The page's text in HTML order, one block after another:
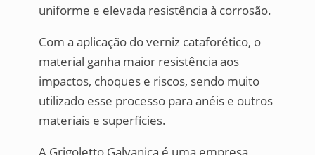
uniforme e elevada resistência à corrosão.
Com a aplicação do verniz cataforético, o
material ganha maior resistência aos
impactos, choques e riscos, sendo muito
utilizado esse processo para anéis e outros
materiais e superfícies.